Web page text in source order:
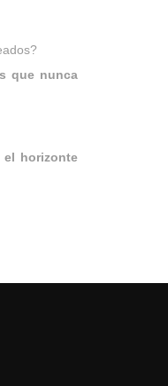
que nunca
el horizonte